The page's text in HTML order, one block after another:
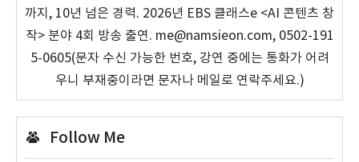
까지, 10년 넘은 경력. 2026년 EBS 클래스e <AI 콘텐츠 창
작> 분야 4회 방송 출연. me@namsieon.com, 0502-191
5-0605(문자 수신 가능한 번호, 강연 중에는 통화가 어려
우니 부재중이라면 문자나 메일로 연락주세요.)
Follow Me